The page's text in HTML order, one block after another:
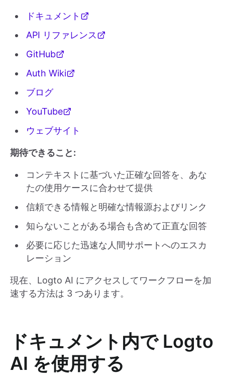
ドキュメント
API リファレンス
GitHub
Auth Wiki
ブログ
YouTube
ウェブサイト
期待できること:
コンテキストに基づいた正確な回答を、あな
たの使用ケースに合わせて提供
信頼できる情報と明確な情報源およびリンク
知らないことがある場合も含めて正直な回答
必要に応じた迅速な人間サポートへのエスカ
レーション
現在、Logto AI にアクセスしてワークフローを加
速する方法は 3 つあります。
ドキュメント内で Logto
AI を使用する